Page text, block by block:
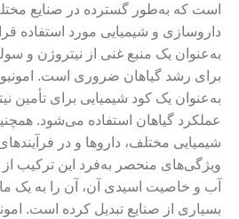
است که به‌طور گسترده در صنایع
داروسازی و شیمیایی مورد استفاده
به‌عنوان یک منبع غنی از نیتروژن و
برای رشد گیاهان ضروری است.
به‌عنوان یک کود شیمیایی برای تأمین
عملکرد گیاهان استفاده می‌شود.
شیمیایی مختلف، داروها و در
ویژگی‌های منحصر به‌فرد این ترکیب از
آب و خاصیت اسیدی آن، آن را به یک
بسیاری از صنایع تبدیل کرده است.